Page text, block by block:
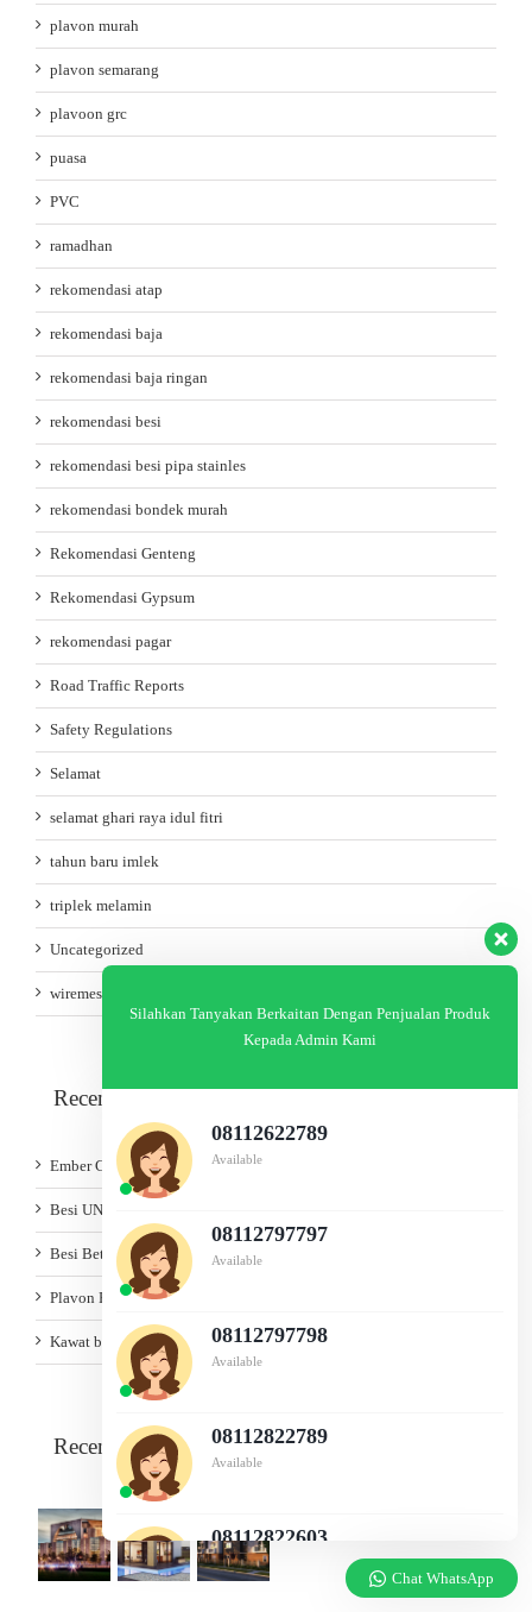
plavon murah
plavon semarang
plavoon grc
puasa
PVC
ramadhan
rekomendasi atap
rekomendasi baja
rekomendasi baja ringan
rekomendasi besi
rekomendasi besi pipa stainles
rekomendasi bondek murah
Rekomendasi Genteng
Rekomendasi Gypsum
rekomendasi pagar
Road Traffic Reports
Safety Regulations
Selamat
selamat ghari raya idul fitri
tahun baru imlek
triplek melamin
Uncategorized
wiremesh
Recent Posts
Ember COR
Besi UNP
Besi Beton
Plavon PVC
Kawat bronjong
Recent Works
Silahkan Tanyakan Berkaitan Dengan Penjualan Produk
Kepada Admin Kami
08112622789
Available
08112797797
Available
08112797798
Available
08112822789
Available
08112822603
Available
Chat WhatsApp